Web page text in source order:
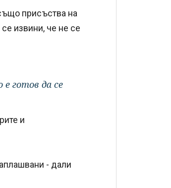
присъства на
извини, че не се
е готов да се
и
- дали